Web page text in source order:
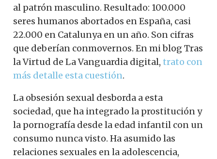
al patrón masculino. Resultado: 100.000
seres humanos abortados en España, casi
22.000 en Catalunya en un año. Son cifras
que deberían conmovernos. En mi blog Tras
la Virtud de La Vanguardia digital, trato con
más detalle esta cuestión.
La obsesión sexual desborda a esta
sociedad, que ha integrado la prostitución y
la pornografía desde la edad infantil con un
consumo nunca visto. Ha asumido las
relaciones sexuales en la adolescencia,